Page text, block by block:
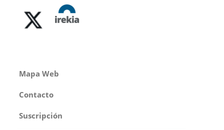
Mapa Web
Contacto
Suscripción